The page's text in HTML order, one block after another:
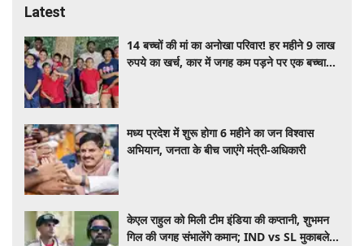
Latest
14 बच्चों की मां का अनोखा परिवार! हर महीने 9 लाख
रुपये का खर्च, कार में जगह कम पड़ने पर एक बच्चा
मध्य प्रदेश में शुरू होगा 6 महीने का जन विश्वास
अभियान, जनता के बीच जाएंगे मंत्री-अधिकारी
केएल राहुल को मिली टीम इंडिया की कप्तानी, शुभमन
गिल की जगह संभालेंगे कमान; IND vs SL मुकाबले